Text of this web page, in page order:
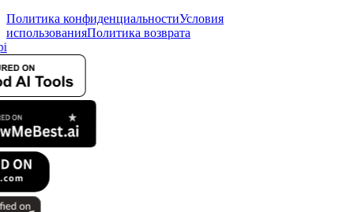
Политика конфиденциальностиУсловия
использованияПолитика возврата